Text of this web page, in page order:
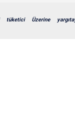
tüketici Üzerine